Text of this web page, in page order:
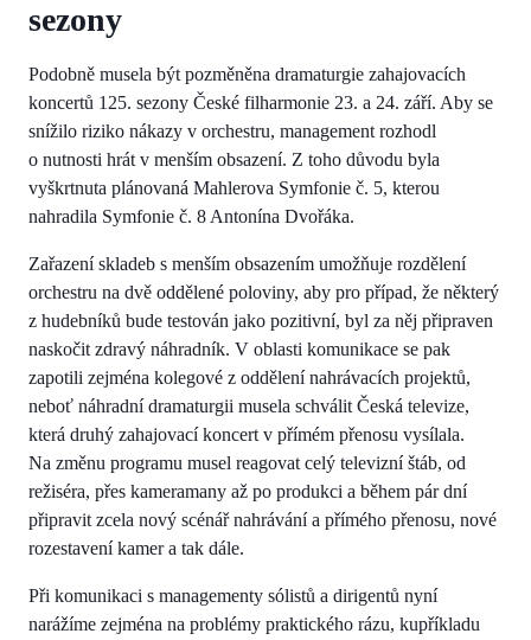
sezony
Podobně musela být pozměněna dramaturgie zahajovacích
koncertů 125. sezony České filharmonie 23. a 24. září. Aby se
snížilo riziko nákazy v orchestru, management rozhodl
o nutnosti hrát v menším obsazení. Z toho důvodu byla
vyškrtnuta plánovaná Mahlerova Symfonie č. 5, kterou
nahradila Symfonie č. 8 Antonína Dvořáka.
Zařazení skladeb s menším obsazením umožňuje rozdělení
orchestru na dvě oddělené poloviny, aby pro případ, že některý
z hudebníků bude testován jako pozitivní, byl za něj připraven
naskočit zdravý náhradník. V oblasti komunikace se pak
zapotili zejména kolegové z oddělení nahrávacích projektů,
neboť náhradní dramaturgii musela schválit Česká televize,
která druhý zahajovací koncert v přímém přenosu vysílala.
Na změnu programu musel reagovat celý televizní štáb, od
režiséra, přes kameramany až po produkci a během pár dní
připravit zcela nový scénář nahrávání a přímého přenosu, nové
rozestavení kamer a tak dále.
Při komunikaci s managementy sólistů a dirigentů nyní
narážíme zejména na problémy praktického rázu, kupříkladu